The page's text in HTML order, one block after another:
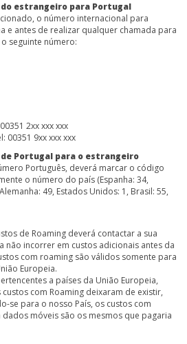
estrangeiro para Portugal
o número internacional para
e antes de realizar qualquer chamada para
seguinte número:
2xx xxx xxx
00351 9xx xxx xxx
Portugal para o estrangeiro
Português, deverá marcar o código
o número do país (Espanha: 34,
49, Estados Unidos: 1, Brasil: 55,
de Roaming deverá contactar a sua
incorrer em custos adicionais antes da
com roaming são válidos somente para
Europeia.
a países da União Europeia,
com Roaming deixaram de existir,
se para o nosso País, os custos com
móveis são os mesmos que pagaria